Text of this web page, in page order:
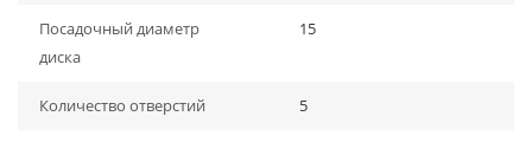
Посадочный диаметр
диска
15
Количество отверстий 5